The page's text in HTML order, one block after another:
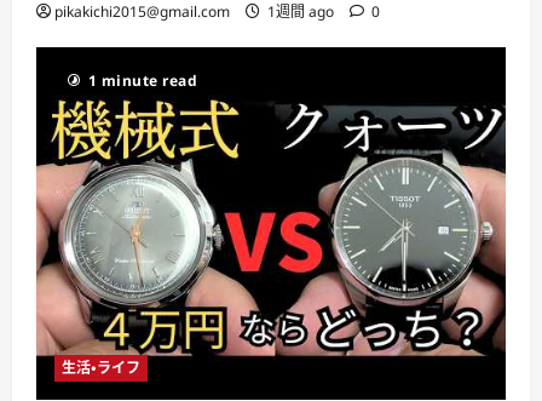
pikakichi2015@gmail.com 1週間 ago 0
1 minute read
生活・ライフ